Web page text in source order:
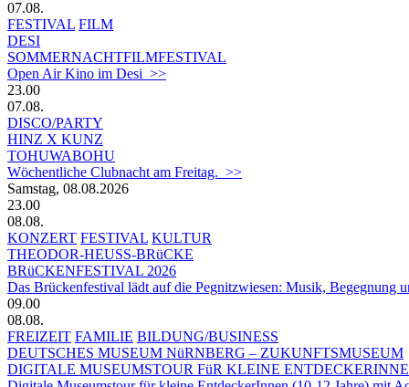
07.08.
FESTIVAL FILM
DESI
SOMMERNACHTFILMFESTIVAL
Open Air Kino im Desi >>
23.00
07.08.
DISCO/PARTY
HINZ X KUNZ
TOHUWABOHU
Wöchentliche Clubnacht am Freitag. >>
Samstag, 08.08.2026
23.00
08.08.
KONZERT FESTIVAL KULTUR
THEODOR-HEUSS-BRüCKE
BRüCKENFESTIVAL 2026
Das Brückenfestival lädt auf die Pegnitzwiesen: Musik, Begegnung
09.00
08.08.
FREIZEIT FAMILIE BILDUNG/BUSINESS
DEUTSCHES MUSEUM NüRNBERG – ZUKUNFTSMUSEUM
DIGITALE MUSEUMSTOUR FüR KLEINE